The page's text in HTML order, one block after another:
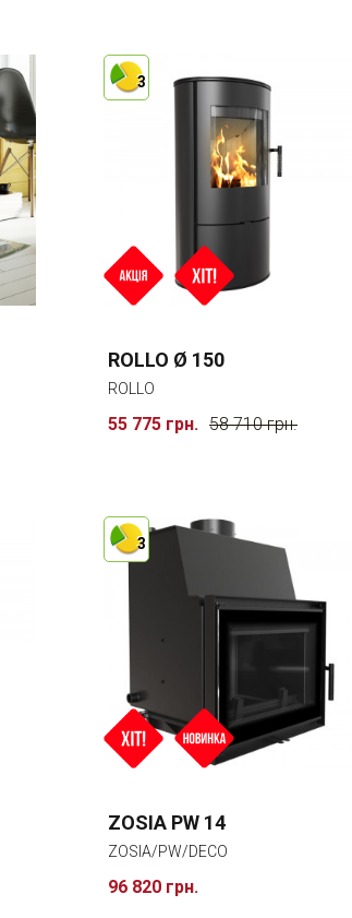
3
ROLLO Ø 150
ROLLO
55 775 грн. 58 710 грн.
3
ZOSIA PW 14
ZOSIA/PW/DECO
96 820 грн.